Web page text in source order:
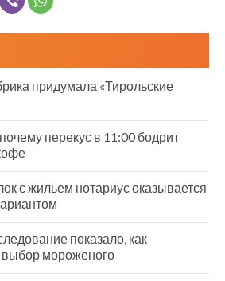
придумала «Тирольские
перекус в 11:00 бодрит
с жильем нотариус оказывается
показало, как
выбор мороженого